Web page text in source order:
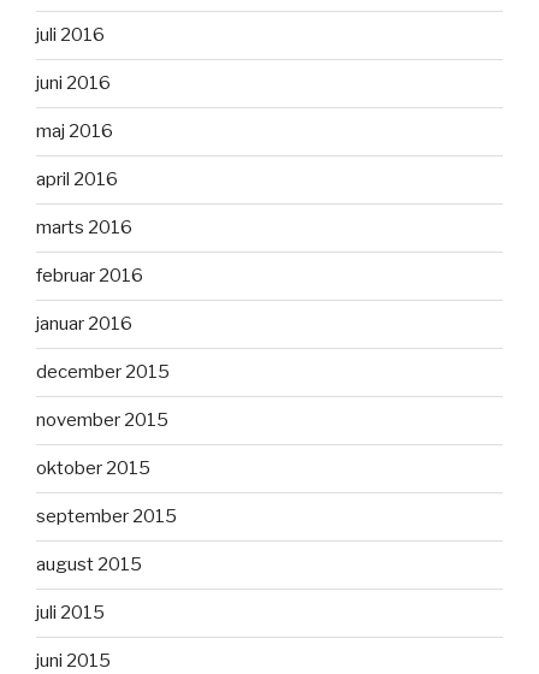
juli 2016
juni 2016
maj 2016
april 2016
marts 2016
februar 2016
januar 2016
december 2015
november 2015
oktober 2015
september 2015
august 2015
juli 2015
juni 2015